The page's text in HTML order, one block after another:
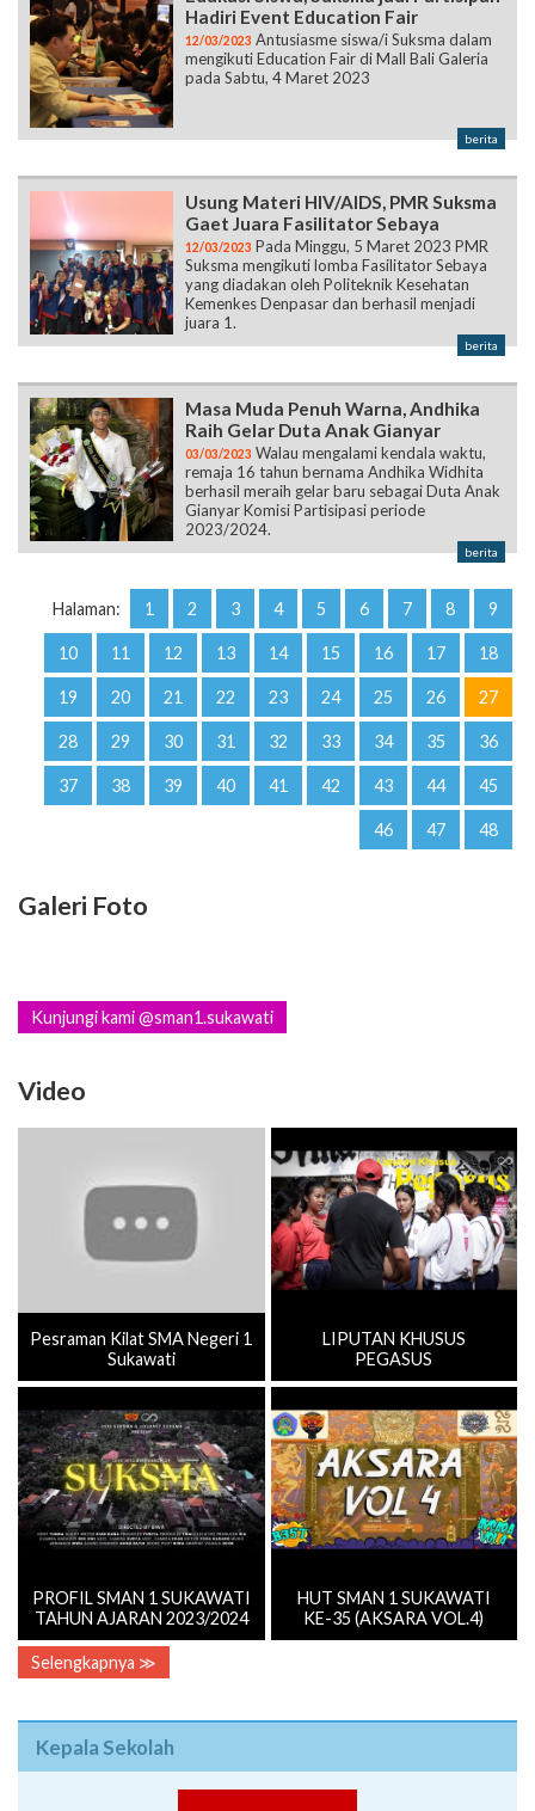
Hadiri Event Education Fair
12/03/2023 Antusiasme siswa/i Suksma dalam
mengikuti Education Fair di Mall Bali Galeria
pada Sabtu, 4 Maret 2023
berita
Usung Materi HIV/AIDS, PMR Suksma
Gaet Juara Fasilitator Sebaya
12/03/2023 Pada Minggu, 5 Maret 2023 PMR
Suksma mengikuti lomba Fasilitator Sebaya
yang diadakan oleh Politeknik Kesehatan
Kemenkes Denpasar dan berhasil menjadi
juara 1.
berita
Masa Muda Penuh Warna, Andhika
Raih Gelar Duta Anak Gianyar
03/03/2023 Walau mengalami kendala waktu,
remaja 16 tahun bernama Andhika Widhita
berhasil meraih gelar baru sebagai Duta Anak
Gianyar Komisi Partisipasi periode
2023/2024.
berita
Halaman: 1 2 3 4 5 6 7 8 9
10 11 12 13 14 15 16 17 18
19 20 21 22 23 24 25 26 27
28 29 30 31 32 33 34 35 36
37 38 39 40 41 42 43 44 45
46 47 48
Galeri Foto
Kunjungi kami @sman1.sukawati
Video
Pesraman Kilat SMA Negeri 1
Sukawati
LIPUTAN KHUSUS
PEGASUS
PROFIL SMAN 1 SUKAWATI
TAHUN AJARAN 2023/2024
HUT SMAN 1 SUKAWATI
KE-35 (AKSARA VOL.4)
Selengkapnya ≫
Kepala Sekolah